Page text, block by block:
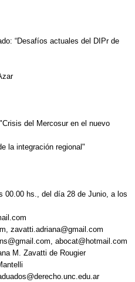
“Desafíos actuales del DIPr de
del Mercosur en el nuevo
la integración regional"
00.00 hs., del día 28 de Junio, a los
zavatti.adriana@gmail.com
abocat@hotmail.com
M. Zavatti de Rougier